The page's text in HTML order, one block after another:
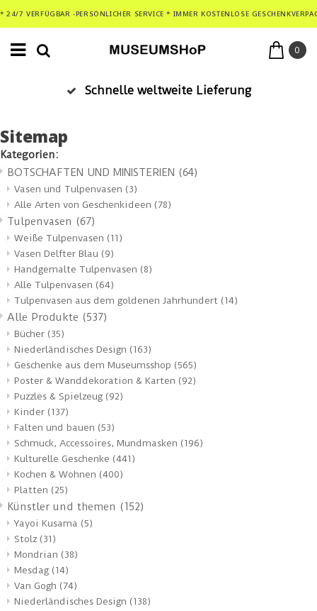
* 24/7 VERFÜGBAR -PERSÖNLICHER SERVICE * IMMER KOSTENLOSE
0
Sichere Bezahlung
Sitemap
Kategorien:
BOTSCHAFTEN UND MINISTERIEN (64)
Vasen und Tulpenvasen (3)
Alle Arten von Geschenkideen (78)
Tulpenvasen (67)
Weiße Tulpenvasen (11)
Vasen Delfter Blau (9)
Handgemalte Tulpenvasen (8)
Alle Tulpenvasen (64)
Tulpenvasen aus dem goldenen Jahrhundert (14)
Alle Produkte (537)
Bücher (35)
Niederländisches Design (163)
Geschenke aus dem Museumsshop (565)
Poster & Wanddekoration & Karten (92)
Puzzles & Spielzeug (92)
Kinder (137)
Falten und bauen (53)
Schmuck, Accessoires, Mundmasken (196)
Kulturelle Geschenke (441)
Kochen & Wohnen (400)
Platten (25)
Künstler und themen (152)
Yayoi Kusama (5)
Stolz (31)
Mondrian (38)
Mesdag (14)
Van Gogh (74)
Niederländisches Design (138)